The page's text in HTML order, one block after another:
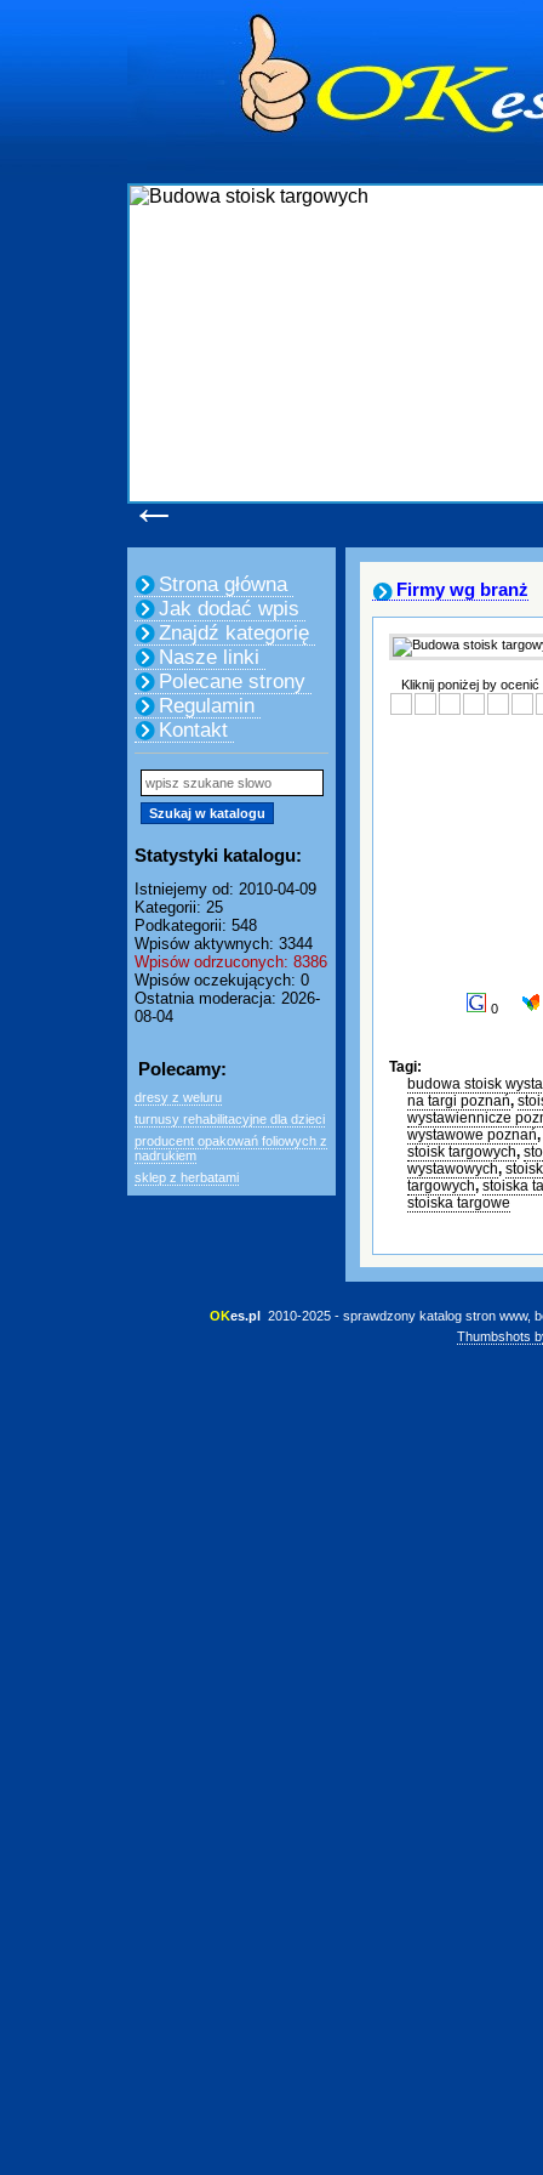
←
Strona główna
Jak dodać wpis
Znajdź kategorię
Nasze linki
Polecane strony
Regulamin
Kontakt
Statystyki katalogu:
Istniejemy od: 2010-04-09
Kategorii: 25
Podkategorii: 548
Wpisów aktywnych: 3344
Wpisów odrzuconych: 8386
Wpisów oczekujących: 0
Ostatnia moderacja: 2026-
08-04
Polecamy:
dresy z weluru
turnusy rehabilitacyjne dla dzieci
producent opakowań foliowych z
nadrukiem
sklep z herbatami
Firmy wg branż
Kliknij poniżej by ocenić
0
Tagi:
budowa stoisk
na targi poznań,
wystawiennicze
wystawowe poznań,
stoisk targowych,
wystawowych,
targowych, stoiska
stoiska targowe
OKes.pl 2010-2025 - sprawdzony katalog stron www,
Thumbshots